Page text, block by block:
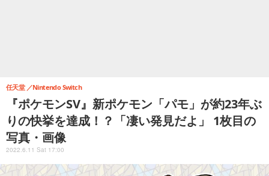
『ポケモンSV』新ポケモン「パモ」が約23年ぶ
りの快挙を達成！？「凄い発見だよ」 1枚目の
写真・画像
任天堂 Nintendo Switch
2022.6.11 Sat 17:00